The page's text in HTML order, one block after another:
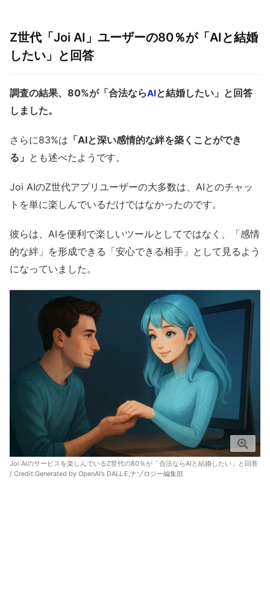
Z世代「Joi AI」ユーザーの80％が「AIと結婚
したい」と回答
調査の結果、80%が「合法ならAIと結婚したい」と回答
しました。
さらに83%は 「AIと深い感情的な絆を築くことができ
る」 とも述べたようです。
Joi AIのZ世代アプリユーザーの大多数は、AIとのチャッ
トを単に楽しんでいるだけではなかったのです。
彼らは、AIを便利で楽しいツールとしてではなく、「感情
的な絆」を形成できる「安心できる相手」として見るよう
になっていました。
Joi AIのサービスを楽しんでいるZ世代の80％が「合法ならAIと結婚したい」と回答
/ Credit:Generated by OpenAI’s DALL·E,ナゾロジー編集部